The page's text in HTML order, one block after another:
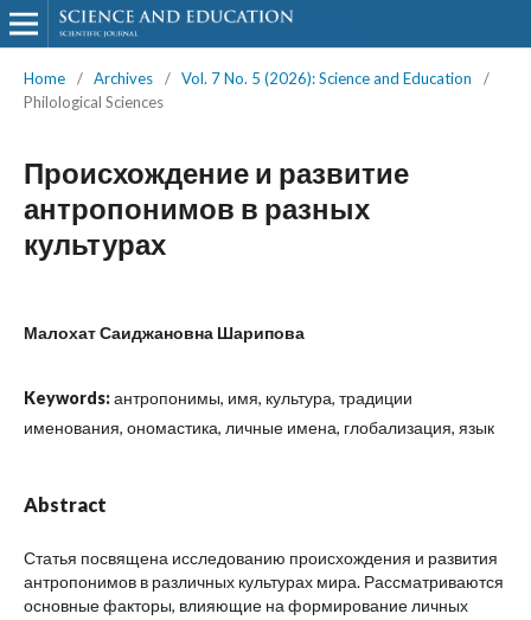
Home / Archives / Vol. 7 No. 5 (2026): Science and Education
/
Philological Sciences
Происхождение и развитие
антропонимов в разных
культурах
Малохат Саиджановна Шарипова
Keywords:антропонимы, имя, культура, традиции
именования, ономастика, личные имена, глобализация, язык
Abstract
Статья посвящена исследованию происхождения и развития
антропонимов в различных культурах мира. Рассматриваются
основные факторы, влияющие на формирование личных